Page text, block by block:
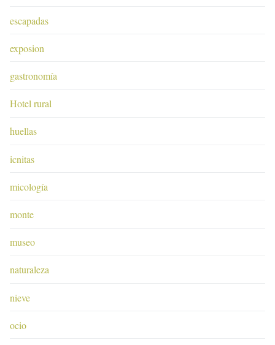
escapadas
exposion
gastronomía
Hotel rural
huellas
icnitas
micología
monte
museo
naturaleza
nieve
ocio